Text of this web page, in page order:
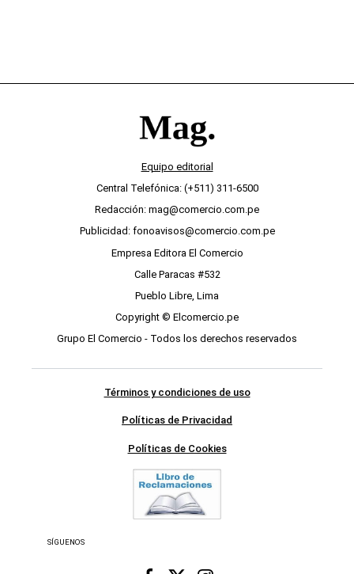
Equipo editorial
Central Telefónica: (+511) 311-6500
Redacción: mag@comercio.com.pe
Publicidad: fonoavisos@comercio.com.pe
Empresa Editora El Comercio
Calle Paracas #532
Pueblo Libre, Lima
Copyright © Elcomercio.pe
Grupo El Comercio - Todos los derechos reservados
Términos y condiciones de uso
Políticas de Privacidad
Políticas de Cookies
SÍGUENOS